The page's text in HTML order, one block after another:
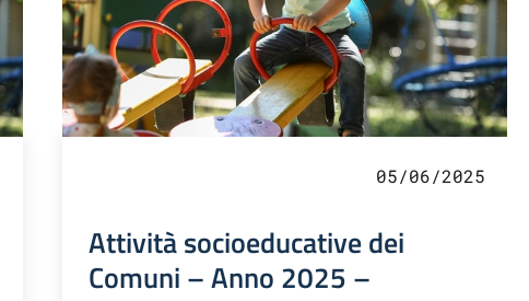
05/06/2025
Attività socioeducative dei
Comuni – Anno 2025 –